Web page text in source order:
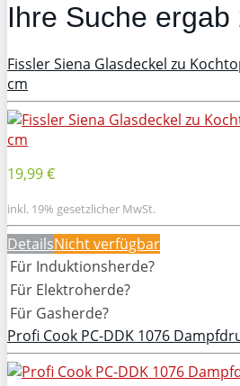
Ihre Suche ergab
Fissler Siena Glasdeckel zu
cm
19,99 €
inkl. 19% gesetzlicher MwSt.
DetailsNicht verfügbar
Für Induktionsherde?
Für Elektroherde?
Für Gasherde?
Profi Cook PC-DDK 1076